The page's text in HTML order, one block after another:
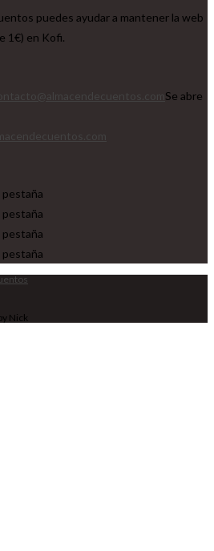
puedes ayudar a mantener la web
1€) en Kofi.
Se abre
pestaña
pestaña
pestaña
pestaña
Nick